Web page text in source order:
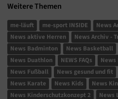
Weitere Themen
me-läuft me-sport INSIDE
News
News aktive Herren
News Archiv -
News Badminton
News Basketball
News Duathlon
NEWS FAQs
News Fußball
News gesund und fit
News Karate
News Kids
News
News Kinderschutzkonzept 2
News